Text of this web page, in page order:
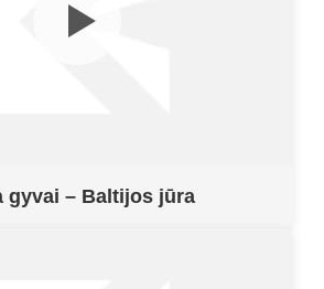
gyvai – Baltijos jūra